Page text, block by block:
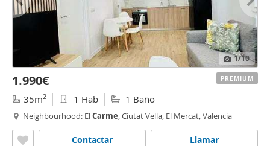
1/10
1.990€
35m2 1 Hab 1 Baño
Neighbourhood: ElCarme, Ciutat Vella, El Mercat, Valencia
Llamar
Contactar
PREMIUM